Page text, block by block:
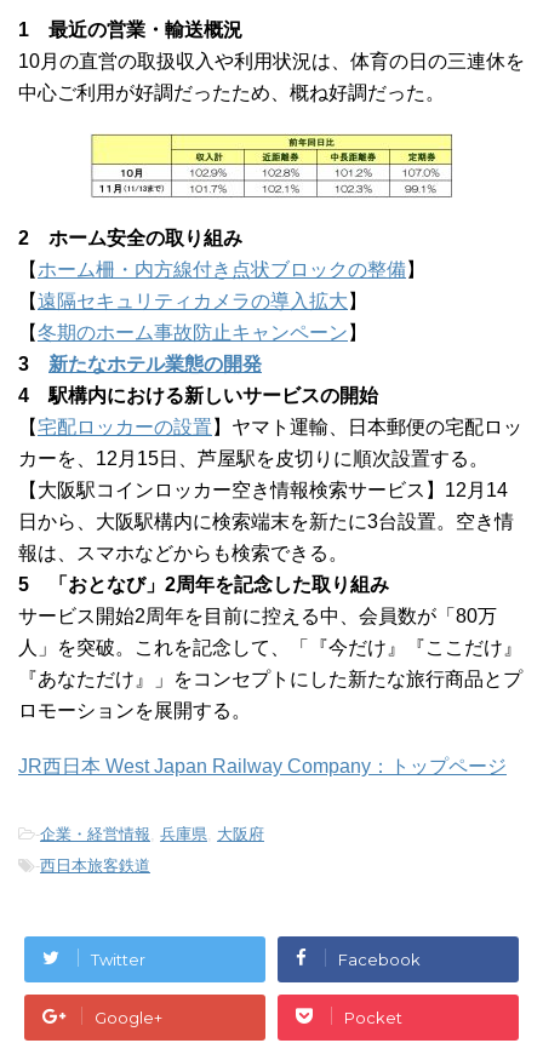
1 最近の営業・輸送概況
10月の直営の取扱収入や利用状況は、体育の日の三連休を
中心ご利用が好調だったため、概ね好調だった。
2 ホーム安全の取り組み
【 ホーム柵・内方線付き点状ブロックの整備】
【遠隔セキュリティカメラの導入拡大 】
【冬期のホーム事故防止キャンペーン 】
3 新たなホテル業態の開発
4 駅構内における新しいサービスの開始
【宅配ロッカーの設置 】ヤマト運輸、日本郵便の宅配ロッ
カーを、12月15日、芦屋駅を皮切りに順次設置する。
【大阪駅コインロッカー空き情報検索サービス】12月14
日から、大阪駅構内に検索端末を新たに3台設置。空き情
報は、スマホなどからも検索できる。
5 「おとなび」2周年を記念した取り組み
サービス開始2周年を目前に控える中、会員数が「80万
人」を突破。これを記念して、「『今だけ』『ここだけ』
『あなただけ』」をコンセプトにした新たな旅行商品とプ
ロモーションを展開する。
JR西日本 West Japan Railway Company：トップページ
-企業・経営情報, 兵庫県, 大阪府
-西日本旅客鉄道
Twitter Facebook
Google+ Pocket